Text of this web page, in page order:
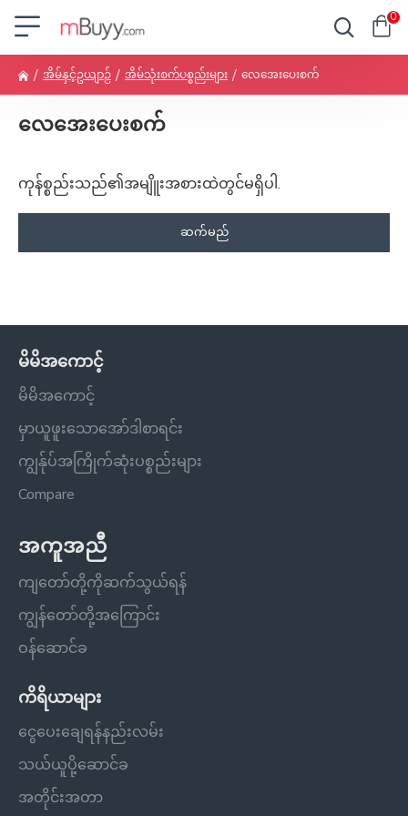
0
အိမ်နှင့်ဥယျာဉ် အိမ်သုံးစက်ပစ္စည်းများ လေအေးပေးစက်
လေအေးပေးစက်
ကုန်စ္စည်းသည်၏အမျိူးအစားထဲတွင်မရှိပါ.
ဆက်မည်
မိမိအကောင့်
မိမိအကောင့်
မှာယူဖူးသောအော်ဒါစာရင်း
ကျွန်ုပ်အကြိုက်ဆုံးပစ္စည်းများ
Compare
အကူအညီ
ကျတော်တို့ကိုဆက်သွယ်ရန်
ကျွန်တော်တို့အကြောင်း
ဝန်ဆောင်ခ
ကိရိယာများ
ငွေပေးချေရန်နည်းလမ်း
သယ်ယူပို့ဆောင်ခ
အတိုင်းအတာ